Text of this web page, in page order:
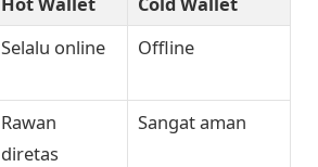
Selalu online Offline
Rawan
diretas
Sangat aman